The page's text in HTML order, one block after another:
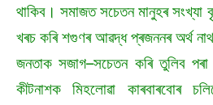
থাকিব। সমাজত সচেতন মানুহৰ সংখ্যা
খৰচ কৰি শগুণৰ আৱদ্ধ প্ৰজননৰ অৰ্থ
জনতাক সজাগ–সচেতন কৰি তুলিব পৰা
কীটনাশক মিহলোৱা কাৰবাৰবোৰ